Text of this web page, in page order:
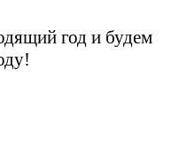
год и будем